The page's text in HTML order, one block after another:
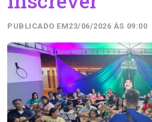
PUBLICADO EM23/06/2026 ÀS 09:00